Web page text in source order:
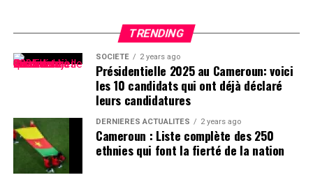
TRENDING
SOCIÉTÉ 2 years ago
Présidentielle 2025 au Cameroun: voici
les 10 candidats qui ont déjà déclaré
leurs candidatures
DERNIÈRES ACTUALITÉS 2 years ago
Cameroun : Liste complète des 250
ethnies qui font la fierté de la nation